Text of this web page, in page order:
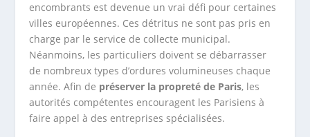
encombrants est devenue un vrai défi pour certaines
villes européennes. Ces détritus ne sont pas pris en
charge par le service de collecte municipal.
Néanmoins, les particuliers doivent se débarrasser
de nombreux types d’ordures volumineuses chaque
année. Afin de préserver la propreté de Paris, les
autorités compétentes encouragent les Parisiens à
faire appel à des entreprises spécialisées.